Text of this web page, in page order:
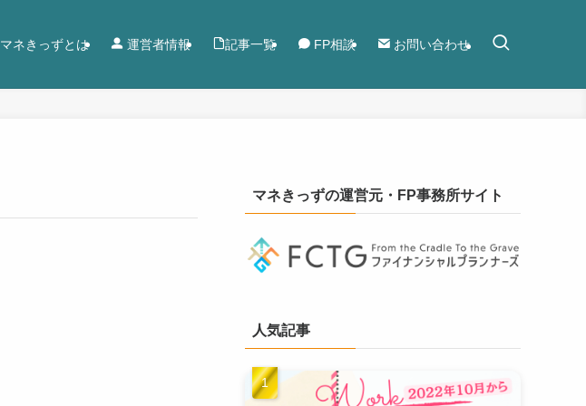
マネきっずとは 運営者情報 記事一覧 FP相談 お問い合わせ
マネきっずの運営元・FP事務所サイト
人気記事